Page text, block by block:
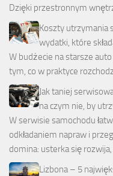
Dzięki przestronnym
Koszty utrzymania
wydatki, które
W budżecie na starsze auto
tym, co w praktyce
Jak taniej
na czym nie, by
W serwisie samochodu
odkładaniem napraw i
domina: usterka się
Lizbona – 5